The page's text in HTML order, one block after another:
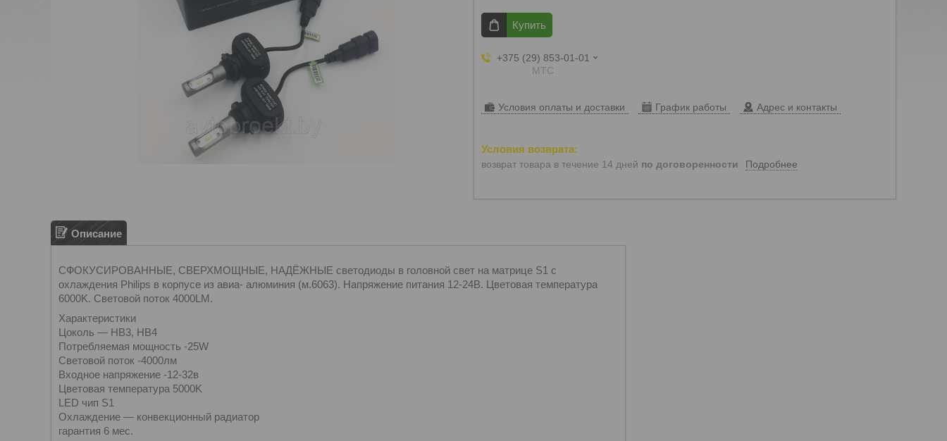
Купить
+375 (29) 853-01-01
МТС
Условия оплаты и доставки График работы Адрес и контакты
возврат товара в течение 14 дней по договоренности Подробнее
Описание
СФОКУСИРОВАННЫЕ, СВЕРХМОЩНЫЕ, НАДЁЖНЫЕ светодиоды в головной свет на матрице S1 c
охлаждения Philips в корпусе из авиа- алюминия (м.6063). Напряжение питания 12-24В. Цветовая температура
6000K. Световой поток 4000LM.
Характеристики
Цоколь — HB3, HB4
Потребляемая мощность -25W
Световой поток -4000лм
Входное напряжение -12-32в
Цветовая температура 5000K
LED чип S1
Охлаждение — конвекционный радиатор
гарантия 6 мес.